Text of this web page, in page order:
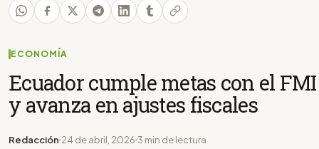
ECONOMÍA
Ecuador cumple metas con el FMI
y avanza en ajustes fiscales
Redacción 24 de abril, 2026 3 min de lectura